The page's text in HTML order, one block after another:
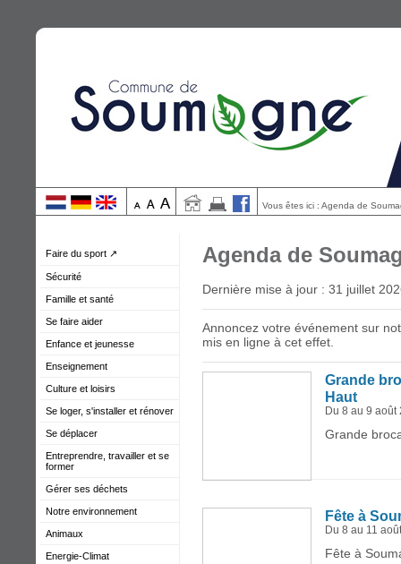
Vous êtes ici : Agenda de
Faire du sport ↗
Sécurité
Famille et santé
Se faire aider
Enfance et jeunesse
Enseignement
Culture et loisirs
Se loger, s'installer et rénover
Se déplacer
Entreprendre, travailler et se
former
Gérer ses déchets
Notre environnement
Animaux
Energie-Climat
Agenda de
Dernière mise à jour : 31 juillet
Annoncez votre événement sur
mis en ligne à cet effet.
Grande
Haut
Du 8 au 9 août
Grande
Fête à
Du 8 au 11
Fête à